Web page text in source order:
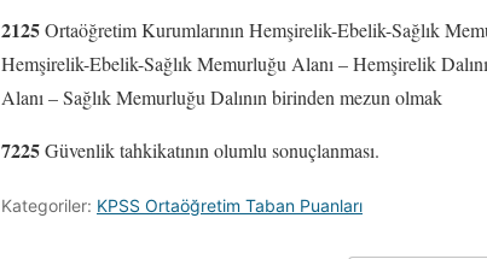
2125Ortaöğretim Kurumlarının Hemşirelik-Ebelik-Sağlık
Hemşirelik-Ebelik-Sağlık Memurluğu Alanı – Hemşirelik
Alanı – Sağlık Memurluğu Dalının birinden mezun olmak
7225Güvenlik tahkikatının olumlu sonuçlanması.
Kategoriler: KPSS Ortaöğretim Taban Puanları